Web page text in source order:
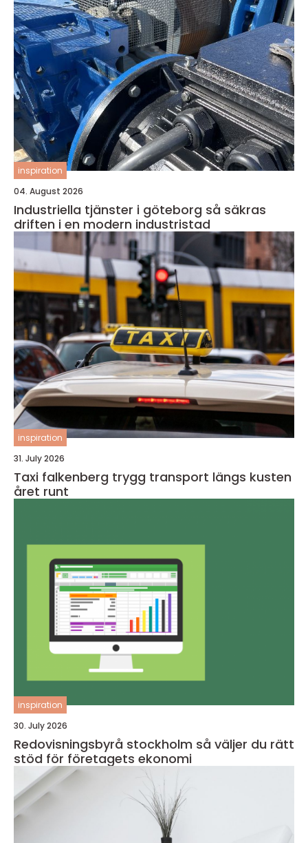
inspiration
04. August 2026
Industriella tjänster i göteborg så säkras
driften i en modern industristad
inspiration
31. July 2026
Taxi falkenberg trygg transport längs kusten
året runt
inspiration
30. July 2026
Redovisningsbyrå stockholm så väljer du rätt
stöd för företagets ekonomi